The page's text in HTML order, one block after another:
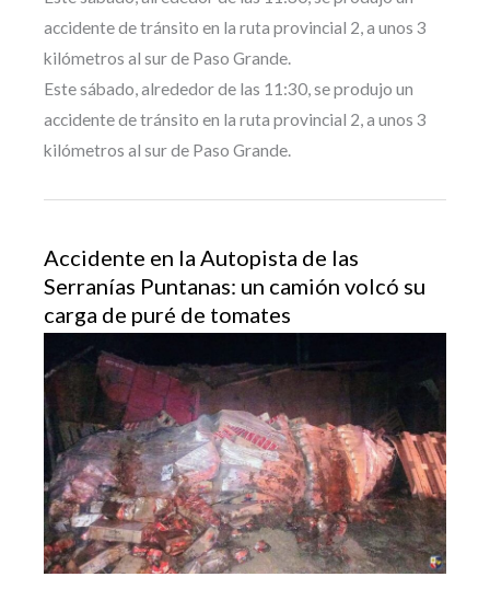
accidente de tránsito en la ruta provincial 2, a unos 3
kilómetros al sur de Paso Grande.
Este sábado, alrededor de las 11:30, se produjo un
accidente de tránsito en la ruta provincial 2, a unos 3
kilómetros al sur de Paso Grande.
Accidente en la Autopista de las
Serranías Puntanas: un camión volcó su
carga de puré de tomates